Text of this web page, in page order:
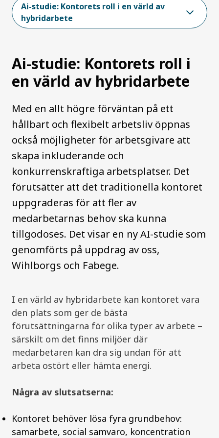
Ai-studie: Kontorets roll i en värld av
hybridarbete
Ai-studie: Kontorets roll i
en värld av hybridarbete
Med en allt högre förväntan på ett
hållbart och flexibelt arbetsliv öppnas
också möjligheter för arbetsgivare att
skapa inkluderande och
konkurrenskraftiga arbetsplatser. Det
förutsätter att det traditionella kontoret
uppgraderas för att fler av
medarbetarnas behov ska kunna
tillgodoses. Det visar en ny AI-studie som
genomförts på uppdrag av oss,
Wihlborgs och Fabege.
I en värld av hybridarbete kan kontoret vara
den plats som ger de bästa
förutsättningarna för olika typer av arbete –
särskilt om det finns miljöer där
medarbetaren kan dra sig undan för att
arbeta ostört eller hämta energi.
Några av slutsatserna:
Kontoret behöver lösa fyra grundbehov:
samarbete, social samvaro, koncentration